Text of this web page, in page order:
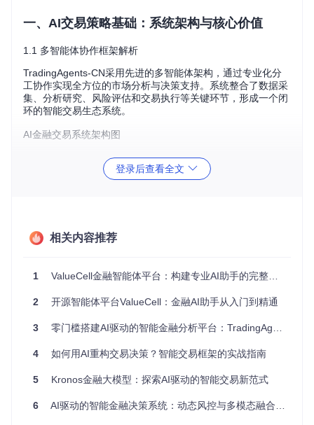
一、AI交易策略基础：系统架构与核心价值
1.1 多智能体协作框架解析
TradingAgents-CN采用先进的多智能体架构，通过专业化分
工协作实现全方位的市场分析与决策支持。系统整合了数据采
集、分析研究、风险评估和交易执行等关键环节，形成一个闭
环的智能交易生态系统。
AI金融交易系统架构图
核心架构包含五大功能模块：
数据采集层：整合市场行情、新闻资讯和财务数据等多维度
研究层：通过多智能体辩论机制提供多角度投资观点
1.2 核心能力与应用场景
系统的核心价值在于将复杂的金融分析流程自动化、智能化，
专业交易团队的分析效率提升方案
量化交易策略的研发与测试平台
通过AI技术的应用，系统能够处理海量金融数据，识别市场趋
登录后查看全文
相关内容推荐
1 ValueCell金融智能体平台：构建专业AI助手的完整指南
2 开源智能体平台ValueCell：金融AI助手从入门到精通
3 零门槛搭建AI驱动的智能金融分析平台：TradingAgents-CN实战指南
4 如何用AI重构交易决策？智能交易框架的实战指南
5 Kronos金融大模型：探索AI驱动的智能交易新范式
6 AI驱动的智能金融决策系统：动态风控与多模态融合架构